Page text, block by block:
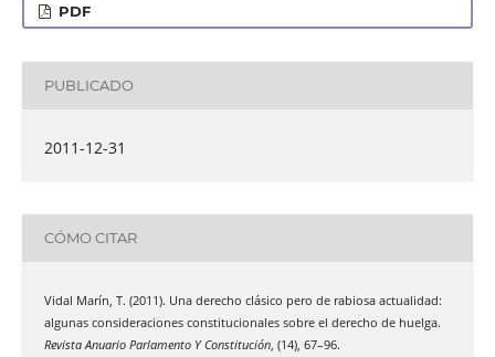
PDF
PUBLICADO
2011-12-31
CÓMO CITAR
Vidal Marín, T. (2011). Una derecho clásico pero de rabiosa actualidad:
algunas consideraciones constitucionales sobre el derecho de huelga.
Revista Anuario Parlamento Y Constitución, (14), 67–96.